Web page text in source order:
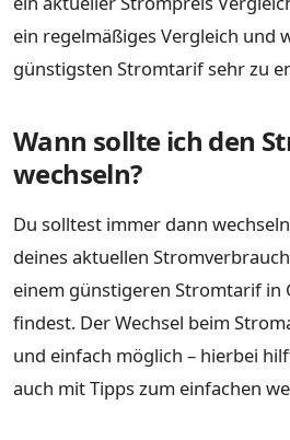
ein regelmäßiges Vergleich und
günstigsten Stromtarif sehr zu
Wann sollte ich den
wechseln?
Du solltest immer dann
deines aktuellen
einem günstigeren Stromtarif in
findest. Der Wechsel beim
und einfach möglich – hierbei
auch mit Tipps zum einfachen